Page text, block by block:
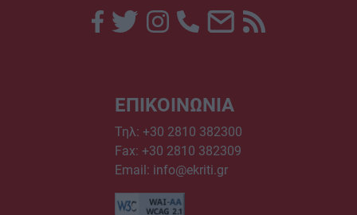
ΕΠΙΚΟΙΝΩΝΙΑ
Τηλ: +30 2810 382300
Fax: +30 2810 382309
Email: info@ekriti.gr